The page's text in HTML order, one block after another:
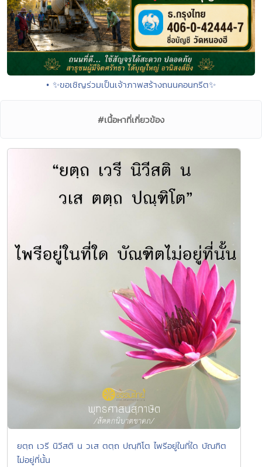
• ✨ขอเชิญร่วมเป็นเจ้าภาพสร้างถนนคอนกรีต✨
#เนื้อหาที่เกี่ยวข้อง
ยตฺถ เวรี นิวีสติ น วเส ตตฺถ ปณฺฑิโต ไพรีอยู่ในที่ใด บัณฑิต
ไม่อยู่ที่นั้น